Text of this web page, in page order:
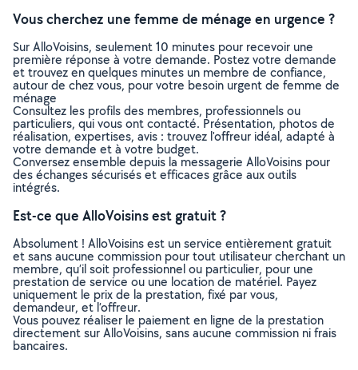
Vous cherchez une femme de ménage en urgence ?
Sur AlloVoisins, seulement 10 minutes pour recevoir une
première réponse à votre demande. Postez votre demande
et trouvez en quelques minutes un membre de confiance,
autour de chez vous, pour votre besoin urgent de femme de
ménage
Consultez les profils des membres, professionnels ou
particuliers, qui vous ont contacté. Présentation, photos de
réalisation, expertises, avis : trouvez l'offreur idéal, adapté à
votre demande et à votre budget.
Conversez ensemble depuis la messagerie AlloVoisins pour
des échanges sécurisés et efficaces grâce aux outils
intégrés.
Est-ce que AlloVoisins est gratuit ?
Absolument ! AlloVoisins est un service entièrement gratuit
et sans aucune commission pour tout utilisateur cherchant un
membre, qu’il soit professionnel ou particulier, pour une
prestation de service ou une location de matériel. Payez
uniquement le prix de la prestation, fixé par vous,
demandeur, et l’offreur.
Vous pouvez réaliser le paiement en ligne de la prestation
directement sur AlloVoisins, sans aucune commission ni frais
bancaires.